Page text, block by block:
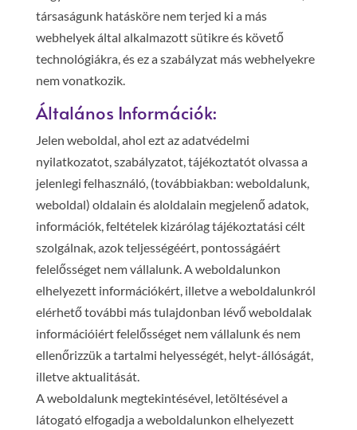
társaságunk hatásköre nem terjed ki a más
webhelyek által alkalmazott sütikre és követő
technológiákra, és ez a szabályzat más webhelyekre
nem vonatkozik.
Általános Információk:
Jelen weboldal, ahol ezt az adatvédelmi
nyilatkozatot, szabályzatot, tájékoztatót olvassa a
jelenlegi felhasználó, (továbbiakban: weboldalunk,
weboldal) oldalain és aloldalain megjelenő adatok,
információk, feltételek kizárólag tájékoztatási célt
szolgálnak, azok teljességéért, pontosságáért
felelősséget nem vállalunk. A weboldalunkon
elhelyezett információkért, illetve a weboldalunkról
elérhető további más tulajdonban lévő weboldalak
információiért felelősséget nem vállalunk és nem
ellenőrizzük a tartalmi helyességét, helyt-állóságát,
illetve aktualitását.
A weboldalunk megtekintésével, letöltésével a
látogató elfogadja a weboldalunkon elhelyezett